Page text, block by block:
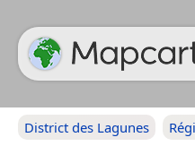
District des Lagunes